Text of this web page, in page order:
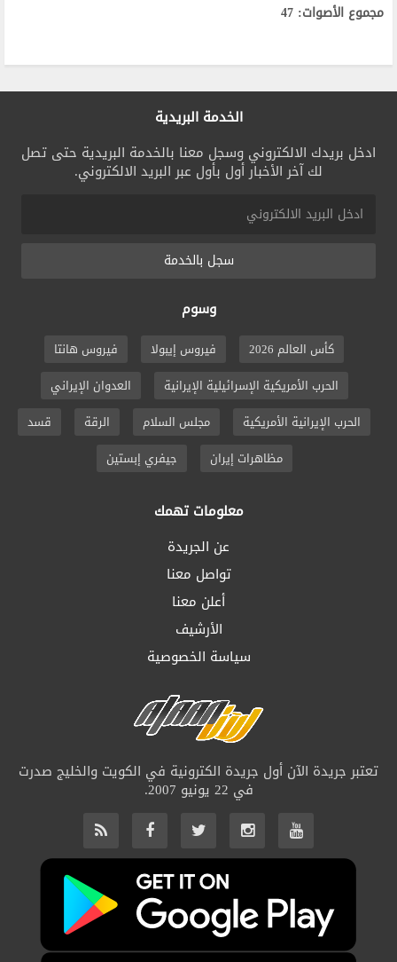
مجموع الأصوات: 47
الخدمة البريدية
ادخل بريدك الالكتروني وسجل معنا بالخدمة البريدية حتى تصل
لك آخر الأخبار أول بأول عبر البريد الالكتروني.
سجل بالخدمة
وسوم
كأس العالم 2026 فيروس إيبولا
فيروس هانتا
الحرب الأمريكية الإسرائيلية الإيرانية
العدوان الإيراني
الحرب الإيرانية الأمريكية
مجلس السلام الرقة
قسد
مظاهرات إيران
جيفري إبستين
معلومات تهمك
عن الجريدة
تواصل معنا
أعلن معنا
الأرشيف
سياسة الخصوصية
تعتبر جريدة الآن أول جريدة الكترونية في الكويت والخليج صدرت
في 22 يونيو 2007.